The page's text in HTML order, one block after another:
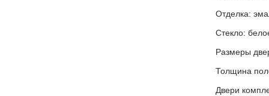
Отделка:
Стекло:
Размеры
Толщина
Двери